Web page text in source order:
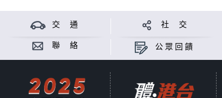
交 通 社 交
聯 絡 公眾回饋